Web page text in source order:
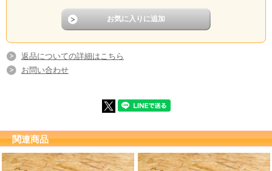
返品についての詳細はこちら
お問い合わせ
関連商品